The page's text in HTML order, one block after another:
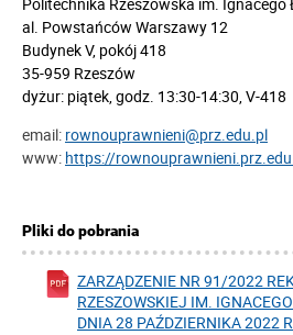
Politechnika Rzeszowska im. Ignacego
al. Powstańców Warszawy 12
Budynek V, pokój 418
35-959 Rzeszów
dyżur: piątek, godz. 13:30-14:30, V-418
email: rownouprawnieni@prz.edu.pl
www: https://
Pliki do pobrania
ZARZĄDZENIE NR 91/2022
RZESZOWSKIEJ IM.
DNIA 28 PAŹDZIERNIKA 2022